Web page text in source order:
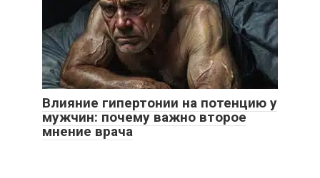
Влияние гипертонии на потенцию у
мужчин: почему важно второе
мнение врача